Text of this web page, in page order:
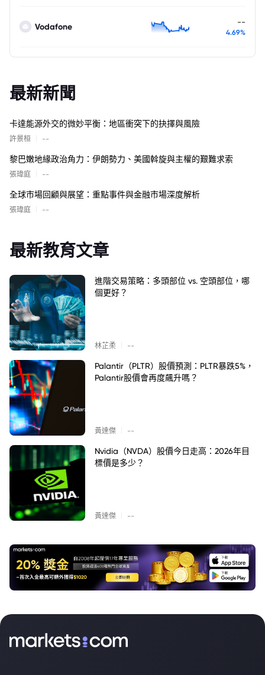
Vodafone --
4.69%
最新新聞
卡達能源外交的微妙平衡：地區衝突下的抉擇與風險
許景桓 --
黎巴嫩地緣政治角力：伊朗勢力、美國斡旋與主權的艱難求索
張瑋庭 --
全球市場回顧與展望：重點事件與金融市場深度解析
張瑋庭 --
最新教育文章
進階交易策略：多頭部位 vs. 空頭部位，哪
個更好？
林芷柔 --
Palantir（PLTR）股價預測：PLTR暴跌5%，
Palantir股價會再度飆升嗎？
黃達傑 --
Nvidia（NVDA）股價今日走高：2026年目
標價是多少？
黃達傑 --